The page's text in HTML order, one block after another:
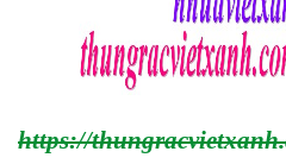
https://